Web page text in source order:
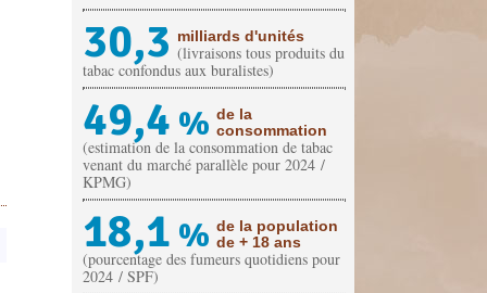
30,3 milliards d'unités
(livraisons tous produits du
tabac confondus aux buralistes)
49,4 % de la
consommation
(estimation de la consommation de tabac
venant du marché parallèle pour 2024 /
KPMG)
18,1 % de la population
de + 18 ans
(pourcentage des fumeurs quotidiens pour
2024 / SPF)